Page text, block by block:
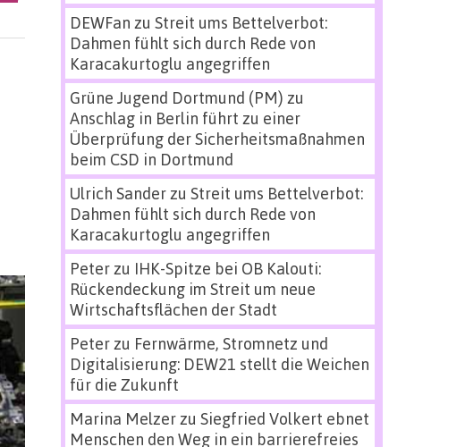
DEWFan zu Streit ums Bettelverbot:
Dahmen fühlt sich durch Rede von
Karacakurtoglu angegriffen
Grüne Jugend Dortmund (PM) zu
Anschlag in Berlin führt zu einer
Überprüfung der Sicherheitsmaßnahmen
beim CSD in Dortmund
Ulrich Sanderzu Streit ums Bettelverbot:
Dahmen fühlt sich durch Rede von
Karacakurtoglu angegriffen
Peterzu IHK-Spitze bei OB Kalouti:
Rückendeckung im Streit um neue
Wirtschaftsflächen der Stadt
Peterzu Fernwärme, Stromnetz und
Digitalisierung: DEW21 stellt die Weichen
für die Zukunft
Marina Melzerzu Siegfried Volkert ebnet
Menschen den Weg in ein barrierefreies